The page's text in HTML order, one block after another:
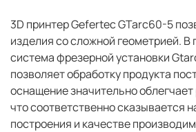
3D принтер Gefertec GTarc60-5
изделия со сложной геометрией. В
система фрезерной установки
позволяет обработку продукта
оснащение значительно облегчает
что соответственно сказывается
построения и качестве